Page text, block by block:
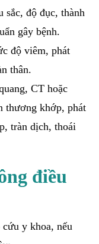
sắc, độ đục, thành
gây bệnh.
độ viêm, phát
thân.
CT hoặc
thương khớp, phát
tràn dịch, thoái
điều
y khoa, nếu